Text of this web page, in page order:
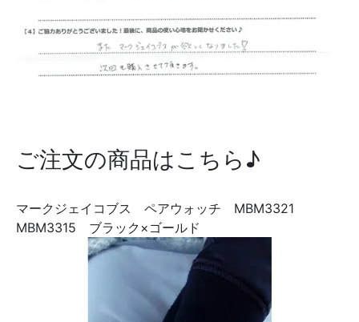
ご注文の商品はこちら♪
マークジェイコブス ペアウォッチ MBM3321
MBM3315 ブラック×ゴールド